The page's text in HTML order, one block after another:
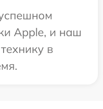
Apple, и наш
в